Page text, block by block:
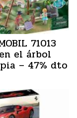
71013
el árbol
– 47% dto